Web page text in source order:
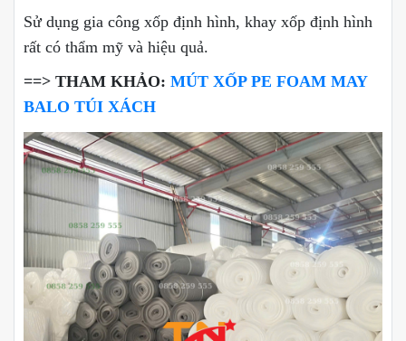
Sử dụng gia công xốp định hình, khay xốp định hình
rất có thẩm mỹ và hiệu quả.
==> THAM KHẢO: MÚT XỐP PE FOAM MAY
BALO TÚI XÁCH